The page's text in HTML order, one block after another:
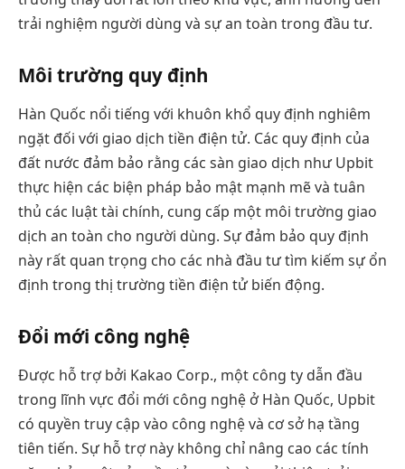
trải nghiệm người dùng và sự an toàn trong đầu tư.
Môi trường quy định
Hàn Quốc nổi tiếng với khuôn khổ quy định nghiêm
ngặt đối với giao dịch tiền điện tử. Các quy định của
đất nước đảm bảo rằng các sàn giao dịch như Upbit
thực hiện các biện pháp bảo mật mạnh mẽ và tuân
thủ các luật tài chính, cung cấp một môi trường giao
dịch an toàn cho người dùng. Sự đảm bảo quy định
này rất quan trọng cho các nhà đầu tư tìm kiếm sự ổn
định trong thị trường tiền điện tử biến động.
Đổi mới công nghệ
Được hỗ trợ bởi Kakao Corp., một công ty dẫn đầu
trong lĩnh vực đổi mới công nghệ ở Hàn Quốc, Upbit
có quyền truy cập vào công nghệ và cơ sở hạ tầng
tiên tiến. Sự hỗ trợ này không chỉ nâng cao các tính